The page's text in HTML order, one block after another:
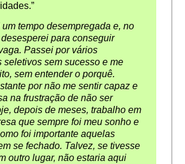
tempo desempregada e, no
para conseguir
Passei por vários
seletivos sem sucesso e me
sem entender o porquê.
por não me sentir capaz e
na frustração de não ser
depois de meses, trabalho em
que sempre foi meu sonho e
foi importante aquelas
se fechado. Talvez, se tivesse
outro lugar, não estaria aqui